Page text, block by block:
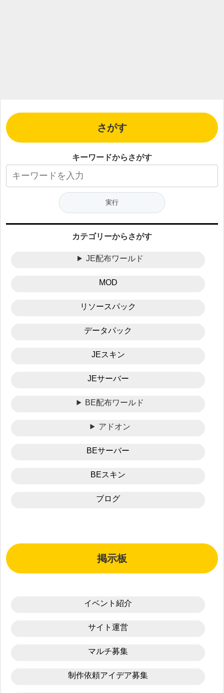
さがす
キーワードからさがす
カテゴリーからさがす
JE配布ワールド
MOD
リソースパック
データパック
JEスキン
JEサーバー
BE配布ワールド
アドオン
BEサーバー
BEスキン
ブログ
掲示板
イベント紹介
サイト運営
マルチ募集
制作依頼アイデア募集